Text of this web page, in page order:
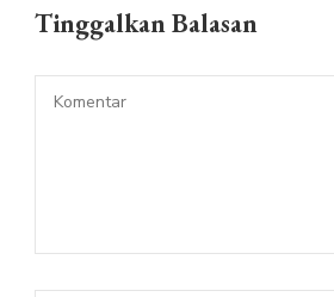
Tinggalkan Balasan